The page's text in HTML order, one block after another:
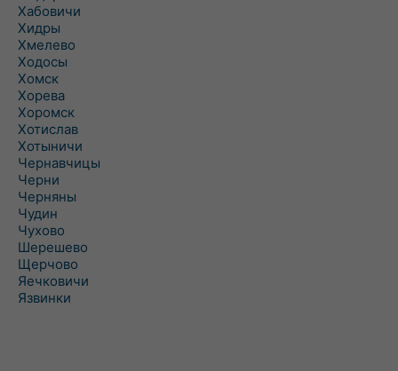
Хабовичи
Хидры
Хмелево
Ходосы
Хомск
Хорева
Хоромск
Хотислав
Хотыничи
Чернавчицы
Черни
Черняны
Чудин
Чухово
Шерешево
Щерчово
Яечковичи
Язвинки